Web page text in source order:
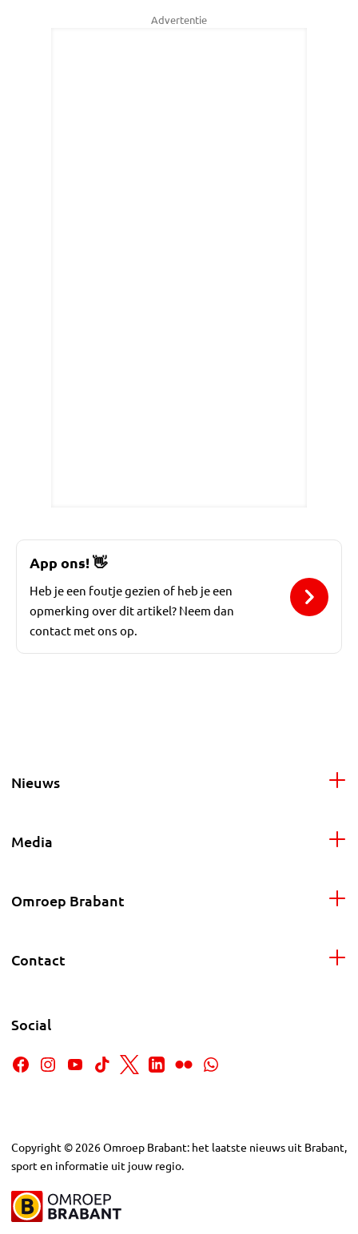
Advertentie
App ons!👋
Heb je een foutje gezien of heb je een
opmerking over dit artikel? Neem dan
contact met ons op.
Nieuws
Media
Omroep Brabant
Contact
Social
Copyright © 2026Omroep Brabant: het laatste nieuws uit Brabant,
sport en informatie uit jouw regio.